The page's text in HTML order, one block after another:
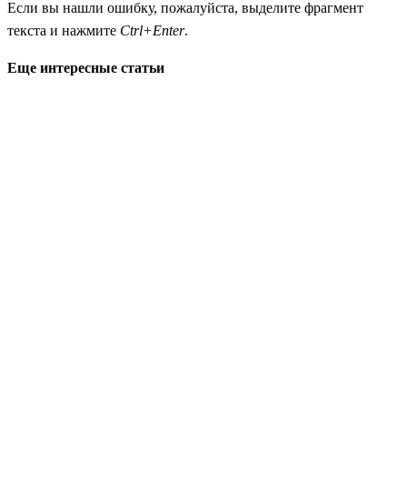
Если вы нашли ошибку, пожалуйста, выделите фрагмент
текста и нажмите Ctrl+Enter.
Еще интересные статьи